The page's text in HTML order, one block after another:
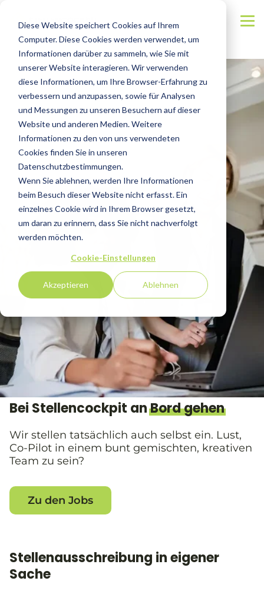
Diese Website speichert Cookies auf Ihrem
Computer. Diese Cookies werden verwendet, um
Informationen darüber zu sammeln, wie Sie mit
unserer Website interagieren. Wir verwenden
diese Informationen, um Ihre Browser-Erfahrung zu
verbessern und anzupassen, sowie für Analysen
und Messungen zu unseren Besuchern auf dieser
Website und anderen Medien. Weitere
Informationen zu den von uns verwendeten
Cookies finden Sie in unseren
Datenschutzbestimmungen.
Wenn Sie ablehnen, werden Ihre Informationen
beim Besuch dieser Website nicht erfasst. Ein
einzelnes Cookie wird in Ihrem Browser gesetzt,
um daran zu erinnern, dass Sie nicht nachverfolgt
werden möchten.
Cookie-Einstellungen
Akzeptieren Ablehnen
Bei Stellencockpit anBord gehen
Wir stellen tatsächlich auch selbst ein. Lust,
Co-Pilot in einem bunt gemischten, kreativen
Team zu sein?
Zu den Jobs
Stellenausschreibung in eigener
Sache